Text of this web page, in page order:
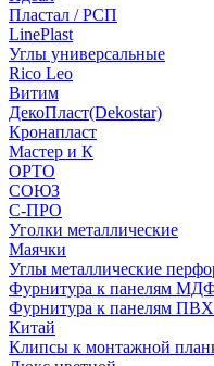
Пластал / РСП
LinePlast
Углы универсальные
Rico Leo
Витим
ДекоПласт(Dekostar)
Кронапласт
Мастер и К
ОРТО
СОЮЗ
С-ПРО
Уголки металлические
Маячки
Углы металлические
Фурнитура к панелям
Фурнитура к панелям ПВХ
Китай
Клипсы к монтажной